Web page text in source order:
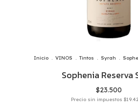
Inicio . VINOS . Tintos . Syrah .
Sophenia Reserva
$23.500
Precio sin impuestos